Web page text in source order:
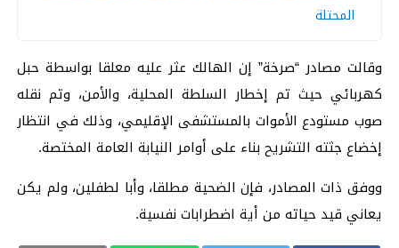
المحتلة
وقالت مصادر “صرخة” إن الهالك عثر عليه معلقا بواسطة حبل
كهربائي حيث تم إخطار السلطة المحلية، والأمن، وتم نقله
صوب مستودع الأموات بالمستشفى الإقليمي، وذلك في انتظار
إخضاع جثته التشريح بناء على أوامر النيابة العامة المختصة.
ووفق ذات المصادر، فإن الضحية مطلقا، وأبا لطفلين، ولم يكن
يعاني قيد حياته من أية اضطرابات نفسية.